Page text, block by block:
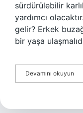
sürdürülebilir
yardımcı
gelir? Erkek
bir yaşa
Devamını okuyun